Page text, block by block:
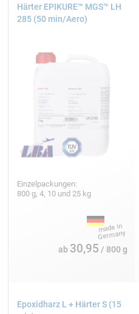
Härter EPIKURE™ MGS™ LH
285 (50 min/Aero)
Einzelpackungen:
800 g, 4, 10 und 25 kg
ab 30,95 / 800 g
Epoxidharz L + Härter S (15